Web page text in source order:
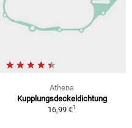
Athena
Kupplungsdeckeldichtung
16,99 €1